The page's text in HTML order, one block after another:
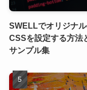
SWELLでオリジナ
CSSを設定する方法
サンプル集